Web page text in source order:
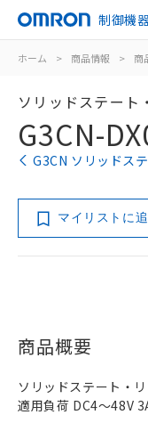
制御機
ホーム > 商品情報 > 商
ソリッドステート
G3CN-
G3CN ソリッドス
マイリストに
商品概要
ソリッドステート・
適用負荷 DC4～48V